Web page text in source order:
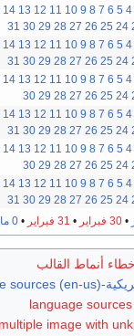
4
5
6
7
8
9
10
11
12
13
14
24
25
26
27
28
29
30
31
4
5
6
7
8
9
10
11
12
13
14
24
25
26
27
28
29
30
31
4
5
6
7
8
9
10
11
12
13
14
24
25
26
27
28
29
30
4
5
6
7
8
9
10
11
12
13
14
24
25
26
27
28
29
30
31
4
5
6
7
8
9
10
11
12
13
14
24
25
26
27
28
29
30
4
5
6
7
8
9
10
11
12
13
14
24
25
26
27
28
29
30
31
•30 فبراير • 31 فبراير •0 مارس
أنماط القالب
image with